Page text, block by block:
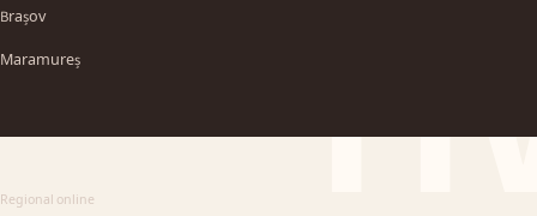
Brașov
Maramureș
Regional online